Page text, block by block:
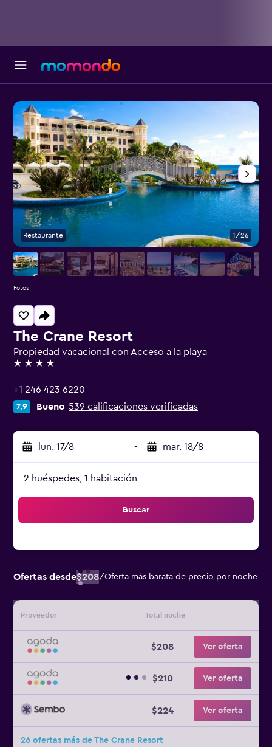
The Crane Resort
Propiedad vacacional con Acceso a la playa
4 estrellas
+1 246 423 6220
7,9 Bueno 539 calificaciones verificadas
lun. 17/8 - mar. 18/8
2 huéspedes, 1 habitación
Buscar
Ofertas desde$208/Oferta más barata de precio por noche
Proveedor Total noche
$208 Ver oferta
$210 Ver oferta
$224 Ver oferta
26 ofertas más de The Crane Resort
Restaurante 1/26
Fotos